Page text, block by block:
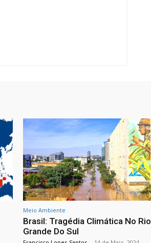
Meio Ambiente
Brasil: Tragédia Climática No Rio
Grande Do Sul